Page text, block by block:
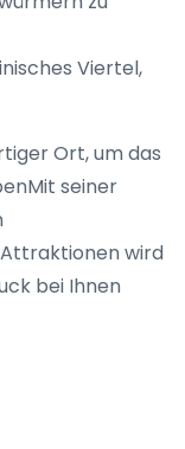
Viertel,
Ort, um das
seiner
wird
bei Ihnen